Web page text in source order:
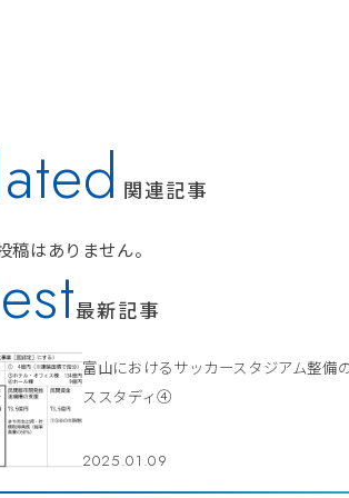
関連記事
稿はありません。
最新記事
富山におけるサッカースタジアム整備
ススタディ④
2025.01.09